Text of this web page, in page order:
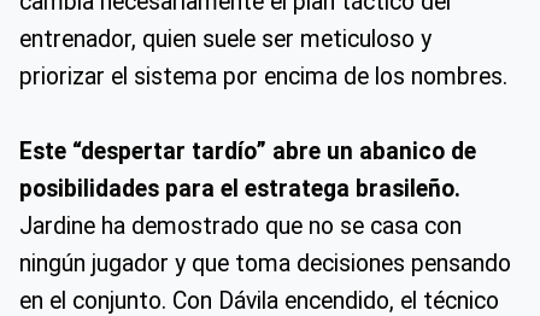
entrenador, quien suele ser meticuloso y
priorizar el sistema por encima de los nombres.
Este “despertar tardío” abre un abanico de
posibilidades para el estratega brasileño.
Jardine ha demostrado que no se casa con
ningún jugador y que toma decisiones pensando
en el conjunto. Con Dávila encendido, el técnico